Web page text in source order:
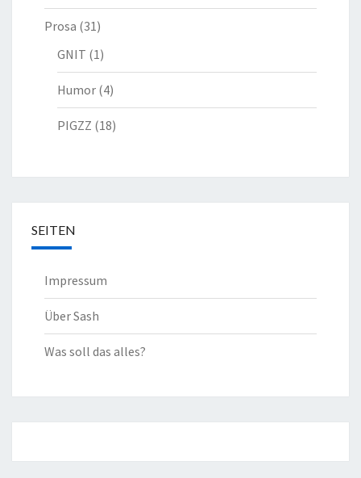
Prosa (31)
GNIT (1)
Humor (4)
PIGZZ (18)
SEITEN
Impressum
Über Sash
Was soll das alles?